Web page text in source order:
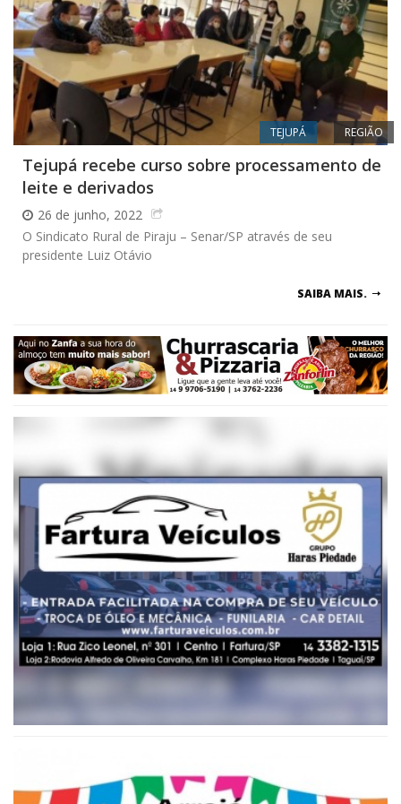
TEJUPÁ REGIÃO
Tejupá recebe curso sobre processamento de
leite e derivados
26 de junho, 2022
O Sindicato Rural de Piraju – Senar/SP através de seu
presidente Luiz Otávio
SAIBA MAIS.